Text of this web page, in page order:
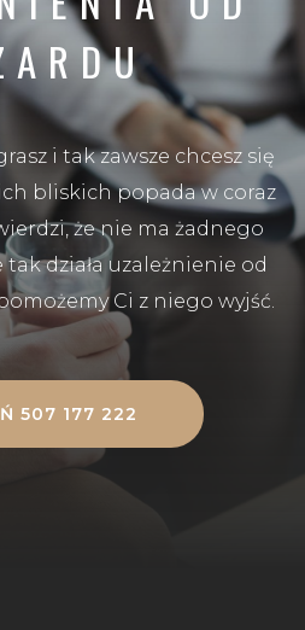
i tak zawsze chcesz się
bliskich popada w coraz
że nie ma żadnego
działa uzależnienie od
Ci z niego wyjść.
507 177 222